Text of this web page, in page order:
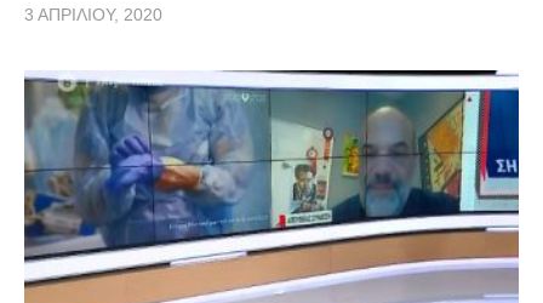
3 ΑΠΡΙΛΊΟΥ, 2020